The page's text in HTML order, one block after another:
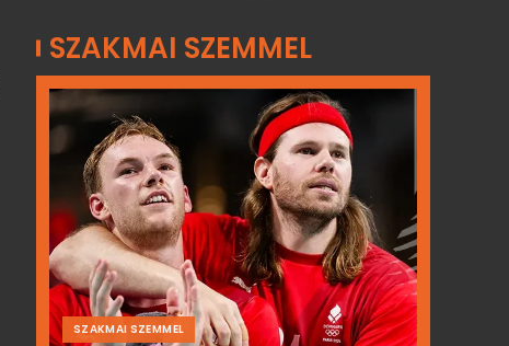
SZAKMAI SZEMMEL
SZAKMAI SZEMMEL